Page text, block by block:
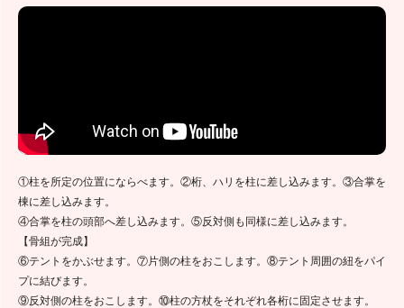
①柱を所定の位置にならべます。②桁、ハリを柱に差し込みます。③合掌を
棟に差し込みます。
④合掌を柱の頭部へ差し込みます。⑤反対側も同様に差し込みます。
【骨組が完成】
⑥テントをかぶせます。⑦片側の柱をおこします。⑧テント周囲の紐をパイ
プに結びます。
⑨反対側の柱をおこします。⑩柱の方杖をそれぞれ各桁に固定させます。